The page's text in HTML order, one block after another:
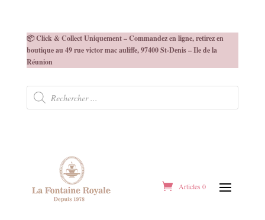
📦 Click & Collect Uniquement – Commandez en ligne, retirez en
boutique au 49 rue victor mac auliffe, 97400 St-Denis – Ile de la
Réunion
Recherche
produits
Articles 0